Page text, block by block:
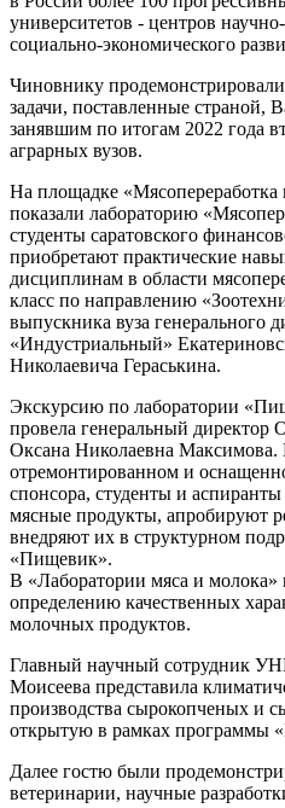
университетов - центров
социально-экономического
Чиновнику
задачи, поставленные страной,
занявшим по итогам 2022 года
аграрных вузов.
На площадке «Мясопереработка
показали лабораторию
студенты саратовского
приобретают практические
дисциплинам в области
класс по направлению
выпускника вуза генерального
«Индустриальный»
Николаевича Гераськина.
Экскурсию по лаборатории
провела генеральный
Оксана Николаевна
отремонтированном и
спонсора, студенты и
мясные продукты, апробируют
внедряют их в структурном
«Пищевик».
В «Лаборатории мяса и молока»
определению качественных
молочных продуктов.
Главный научный сотрудник
Моисеева представила
производства сырокопченых и
открытую в рамках программы
Далее гостю были
ветеринарии, научные